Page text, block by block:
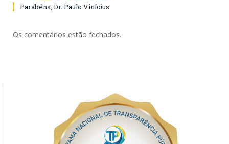
Parabéns, Dr. Paulo Vinícius
Os comentários estão fechados.